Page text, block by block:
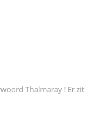
Thalmaray ! Er zit